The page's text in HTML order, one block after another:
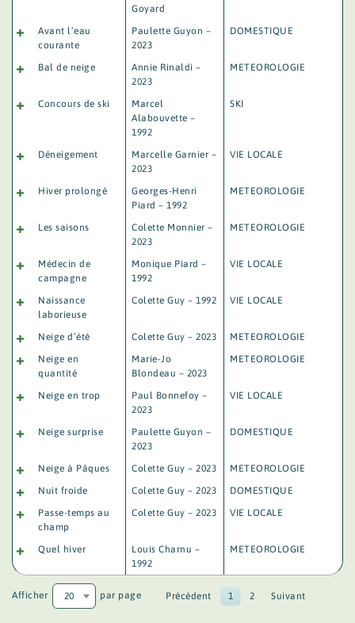
Goyard
Avant l’eau
courante
Paulette Guyon –
2023
DOMESTIQUE
Bal de neige
Annie Rinaldi –
2023
METEOROLOGIE
Concours de ski
Marcel
Alabouvette –
1992
SKI
Déneigement
Marcelle Garnier –
2023
VIE LOCALE
Hiver prolongé
Georges-Henri
Piard – 1992
METEOROLOGIE
Les saisons
Colette Monnier –
2023
METEOROLOGIE
Médecin de
campagne
Monique Piard –
1992
VIE LOCALE
Naissance
laborieuse
Colette Guy – 1992 VIE LOCALE
Neige d’été Colette Guy – 2023
METEOROLOGIE
Neige en
quantité
Marie-Jo
Blondeau – 2023
METEOROLOGIE
Neige en trop
Paul Bonnefoy –
2023
VIE LOCALE
Neige surprise
Paulette Guyon –
2023
DOMESTIQUE
Neige à Pâques Colette Guy – 2023
METEOROLOGIE
Nuit froide
Colette Guy – 2023
DOMESTIQUE
Passe-temps au
champ
Colette Guy – 2023 VIE LOCALE
Quel hiver
Louis Charnu –
1992
METEOROLOGIE
Afficher 20 par page Précédent 1 2 Suivant